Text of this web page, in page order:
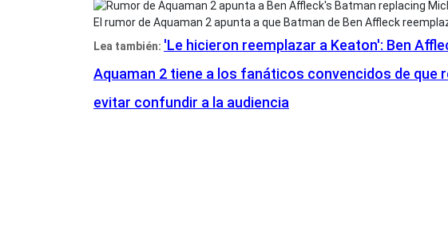
El rumor de Aquaman 2 apunta a que Batman de Ben Affleck
Lea también: 'Le hicieron reemplazar a Keaton': Ben
Aquaman 2 tiene a los fanáticos convencidos de que
evitar confundir a la audiencia